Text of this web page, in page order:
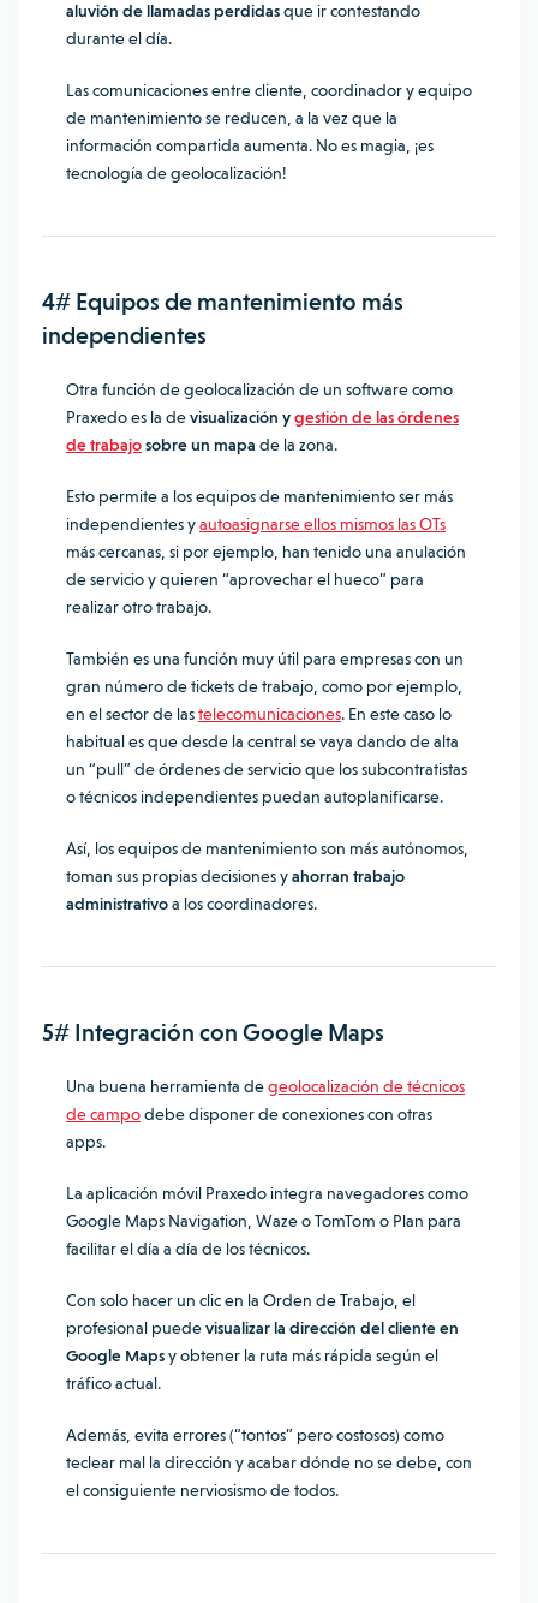
aluvión de llamadas perdidasque ir contestando
durante el día.
Las comunicaciones entre cliente, coordinador y equipo
de mantenimiento se reducen, a la vez que la
información compartida aumenta. No es magia, ¡es
tecnología de geolocalización!
4# Equipos de mantenimiento más
independientes
Otra función de geolocalización de un software como
Praxedo es la devisualización ygestión de las órdenes
de trabajosobre un mapa de la zona.
Esto permite a los equipos de mantenimiento ser más
independientes yautoasignarse ellos mismos las OTs
más cercanas, si por ejemplo, han tenido una anulación
de servicio y quieren “aprovechar el hueco” para
realizar otro trabajo.
También es una función muy útil para empresas con un
gran número de tickets de trabajo, como por ejemplo,
en el sector de lastelecomunicaciones. En este caso lo
habitual es que desde la central se vaya dando de alta
un “pull” de órdenes de servicio que los subcontratistas
o técnicos independientes puedan autoplanificarse.
Así, los equipos de mantenimiento son más autónomos,
toman sus propias decisiones yahorran trabajo
administrativoa los coordinadores.
5# Integración con Google Maps
Una buena herramienta degeolocalización de técnicos
de campodebe disponer de conexiones con otras
apps.
La aplicación móvil Praxedo integra navegadores como
Google Maps Navigation, Waze o TomTom o Plan para
facilitar el día a día de los técnicos.
Con solo hacer un clic en la Orden de Trabajo, el
profesional puedevisualizar la dirección del cliente en
Google Mapsy obtener la ruta más rápida según el
tráfico actual.
Además, evita errores (“tontos” pero costosos) como
teclear mal la dirección y acabar dónde no se debe, con
el consiguiente nerviosismo de todos.